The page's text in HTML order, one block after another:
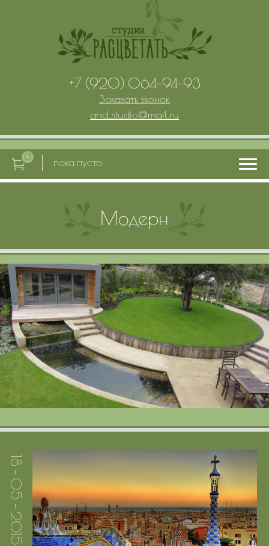
Модерн
18 - 05 - 2015
+7 (920) 064-94-93
Заказать звонок
and_studio@mail.ru
0 пока пусто
Главная
Услуги
Портфолио
Цены
Контакты